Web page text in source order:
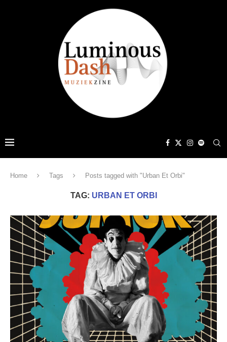
Home Tags Posts tagged with "Urban Et Orbi"
TAG: URBAN ET ORBI